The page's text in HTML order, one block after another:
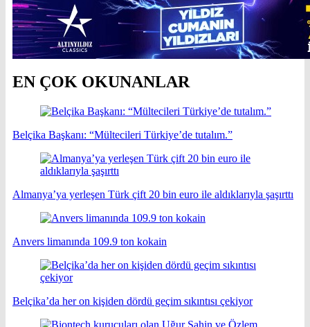
EN ÇOK OKUNANLAR
Belçika Başkanı: “Mültecileri Türkiye’de tutalım.”
Almanya’ya yerleşen Türk çift 20 bin euro ile aldıklarıyla şaşırttı
Anvers limanında 109.9 ton kokain
Belçika’da her on kişiden dördü geçim sıkıntısı çekiyor